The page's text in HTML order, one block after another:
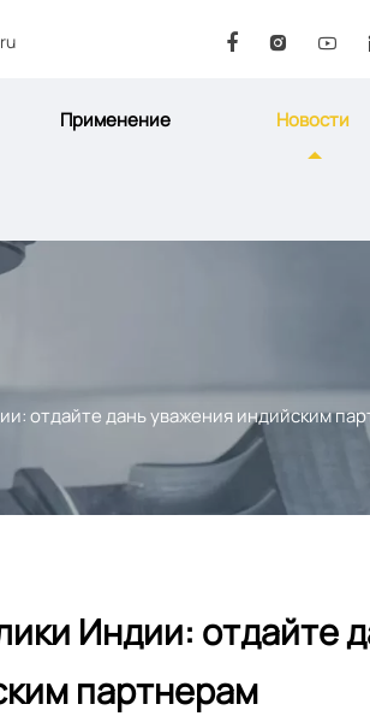
  
Применение Новости
отдайте дань уважения индийским
Индии: отдайте
партнерам